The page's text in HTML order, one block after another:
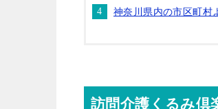
神奈川県内の市区町村
訪問介護くるみ倶